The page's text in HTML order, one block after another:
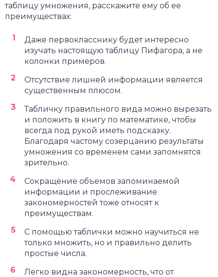
таблицу умножения, расскажите ему об ее
преимуществах:
Даже первокласснику будет интересно
изучать настоящую таблицу Пифагора, а не
колонки примеров.
Отсутствие лишней информации является
существенным плюсом.
Табличку правильного вида можно вырезать
и положить в книгу по математике, чтобы
всегда под рукой иметь подсказку.
Благодаря частому созерцанию результаты
умножения со временем сами запомнятся
зрительно.
Сокращение объемов запоминаемой
информации и прослеживание
закономерностей тоже относят к
преимуществам.
С помощью таблички можно научиться не
только множить, но и правильно делить
простые числа.
Легко видна закономерность, что от